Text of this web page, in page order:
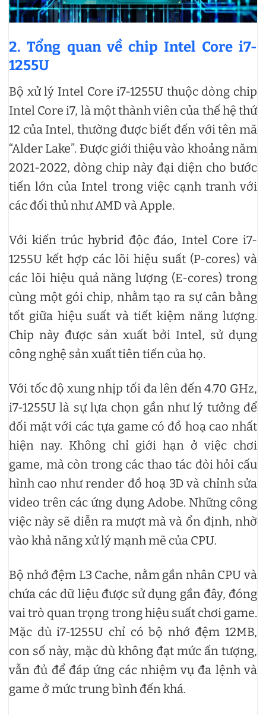
2. Tổng quan về chip Intel Core i7-
1255U
Bộ xử lý Intel Core i7-1255U thuộc dòng chip
Intel Core i7, là một thành viên của thế hệ thứ
12 của Intel, thường được biết đến với tên mã
“Alder Lake”. Được giới thiệu vào khoảng năm
2021-2022, dòng chip này đại diện cho bước
tiến lớn của Intel trong việc cạnh tranh với
các đối thủ như AMD và Apple.
Với kiến trúc hybrid độc đáo, Intel Core i7-
1255U kết hợp các lõi hiệu suất (P-cores) và
các lõi hiệu quả năng lượng (E-cores) trong
cùng một gói chip, nhằm tạo ra sự cân bằng
tốt giữa hiệu suất và tiết kiệm năng lượng.
Chip này được sản xuất bởi Intel, sử dụng
công nghệ sản xuất tiên tiến của họ.
Với tốc độ xung nhịp tối đa lên đến 4.70 GHz,
i7-1255U là sự lựa chọn gần như lý tưởng để
đối mặt với các tựa game có đồ hoạ cao nhất
hiện nay. Không chỉ giới hạn ở việc chơi
game, mà còn trong các thao tác đòi hỏi cấu
hình cao như render đồ hoạ 3D và chỉnh sửa
video trên các ứng dụng Adobe. Những công
việc này sẽ diễn ra mượt mà và ổn định, nhờ
vào khả năng xử lý mạnh mẽ của CPU.
Bộ nhớ đệm L3 Cache, nằm gần nhân CPU và
chứa các dữ liệu được sử dụng gần đây, đóng
vai trò quan trọng trong hiệu suất chơi game.
Mặc dù i7-1255U chỉ có bộ nhớ đệm 12MB,
con số này, mặc dù không đạt mức ấn tượng,
vẫn đủ để đáp ứng các nhiệm vụ đa lệnh và
game ở mức trung bình đến khá.